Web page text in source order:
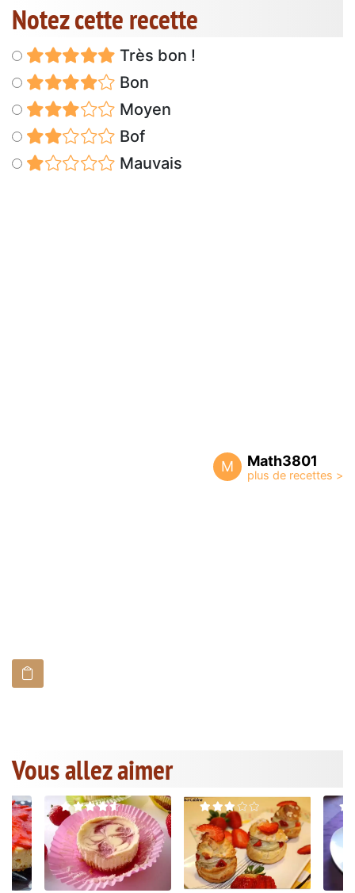
Notez cette recette
Très bon !
Bon
Moyen
Bof
Mauvais
M Math3801
Vous allez aimer